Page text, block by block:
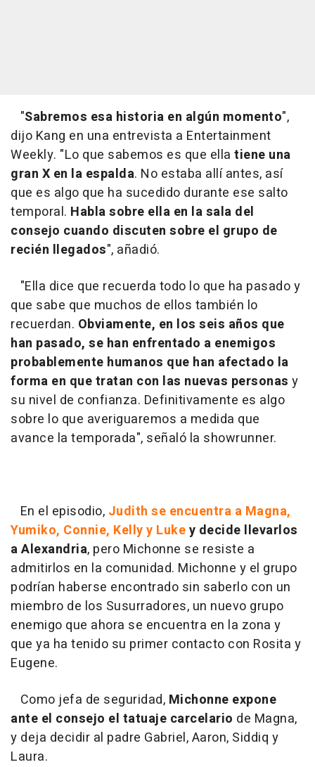
"Sabremos esa historia en algún momento",
dijo Kang en una entrevista a Entertainment
Weekly. "Lo que sabemos es que ella tiene una
gran X en la espalda. No estaba allí antes, así
que es algo que ha sucedido durante ese salto
temporal. Habla sobre ella en la sala del
consejo cuando discuten sobre el grupo de
recién llegados", añadió.
"Ella dice que recuerda todo lo que ha pasado y
que sabe que muchos de ellos también lo
recuerdan. Obviamente, en los seis años que
han pasado, se han enfrentado a enemigos
probablemente humanos que han afectado la
forma en que tratan con las nuevas personas y
su nivel de confianza. Definitivamente es algo
sobre lo que averiguaremos a medida que
avance la temporada", señaló la showrunner.
En el episodio, Judith se encuentra a Magna,
Yumiko, Connie, Kelly y Lukey decide llevarlos
a Alexandria, pero Michonne se resiste a
admitirlos en la comunidad. Michonne y el grupo
podrían haberse encontrado sin saberlo con un
miembro de los Susurradores, un nuevo grupo
enemigo que ahora se encuentra en la zona y
que ya ha tenido su primer contacto con Rosita y
Eugene.
Como jefa de seguridad, Michonne expone
ante el consejo el tatuaje carcelario de Magna,
y deja decidir al padre Gabriel, Aaron, Siddiq y
Laura.